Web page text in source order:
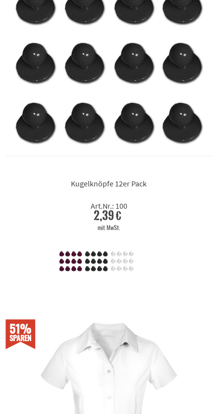
Kugelknöpfe 12er Pack
Art.Nr.: 100
2,39 €
mit MwSt.
51%
SPAREN